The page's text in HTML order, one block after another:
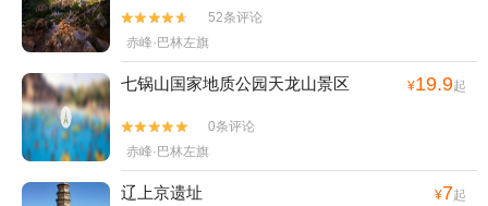


52条评论
赤峰·巴林左旗
七锅山国家地质公园天龙山景区 ¥19.9起


0条评论
赤峰·巴林左旗
辽上京遗址 ¥7起